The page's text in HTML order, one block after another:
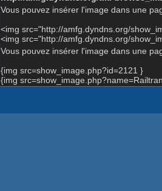
Vous pouvez insérer l'image dans une
<img src="http://amfg.dyndns.org/
<img src="http://amfg.dyndns.org/
Vous pouvez insérer l'image dans une
{img src=show_image.php?id=2121 }
{img